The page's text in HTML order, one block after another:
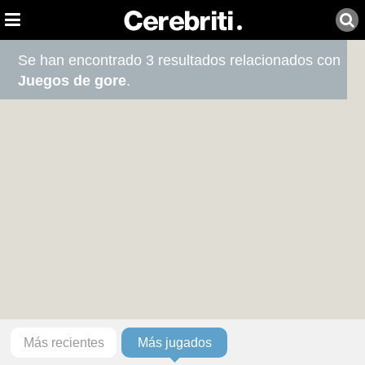
Se han encontrado 3 resultados relacionados con
Juegos de gore.
Más recientes Más jugados